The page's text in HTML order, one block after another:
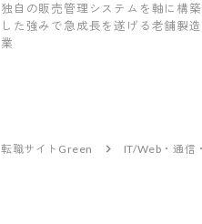
独自の販売管理システムを軸に構築
した強みで急成長を遂げる老舗製造
業
転職サイトGreen IT/Web・通信